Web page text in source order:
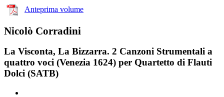
Anteprima volume
Nicolò Corradini
La Visconta, La Bizzarra. 2 Canzoni Strumentali a
quattro voci (Venezia 1624) per Quartetto di Flauti
Dolci (SATB)